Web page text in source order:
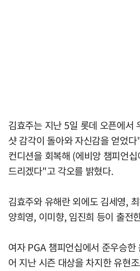
김효주는 지난 5일 롯데 오픈에서
샷 감각이 돌아와 자신감을 얻었
컨디션을 회복해 (에비앙 챔피언
드리겠다"고 각오를 밝혔다.
김효주와 유해란 외에도 김세영,
양희영, 이미향, 임진희 등이 출전
여자 PGA 챔피언십에서 준우승
어 지난 시즌 대상을 차지한 유현